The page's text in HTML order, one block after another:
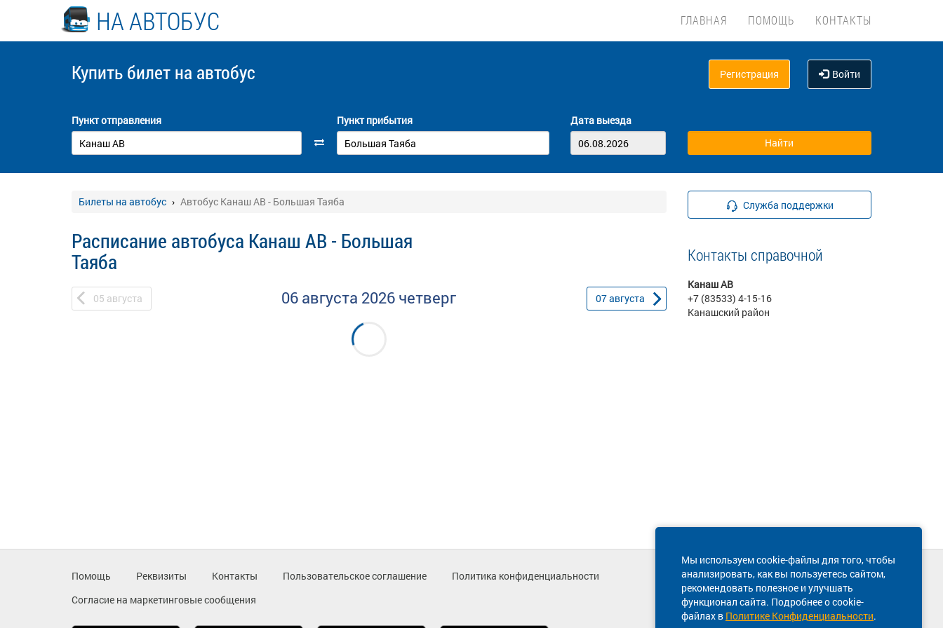
НА АВТОБУС ГЛАВНАЯ ПОМОЩЬ КОНТАКТЫ
Купить билет на автобус Регистрация Войти
Пункт отправления Пункт прибытия Дата выезда
Билеты на автобус Автобус Канаш АВ - Большая Таяба
Расписание автобуса Канаш АВ - Большая
Таяба
05 августа 06 августа 2026 четверг 07августа
Служба поддержки
Контакты справочной
Канаш АВ
+7 (83533) 4-15-16
Канашский район
Мы используем cookie-файлы для того, чтобы
анализировать, как вы пользуетесь сайтом,
рекомендовать полезное и улучшать
функционал сайта. Подробнее о cookie-
файлах в Политике Конфиденциальности.
Помощь Реквизиты Контакты Пользовательское соглашение
Политика конфиденциальности
Согласие на маркетинговые сообщения
Техническая поддержка сайта
8 800 600-03-38